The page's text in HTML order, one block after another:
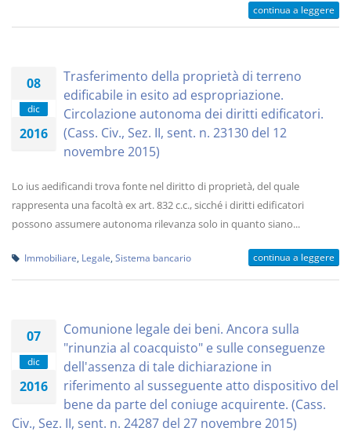
continua a leggere
08
dic
2016
Trasferimento della proprietà di terreno
edificabile in esito ad espropriazione.
Circolazione autonoma dei diritti edificatori.
(Cass. Civ., Sez. II, sent. n. 23130 del 12
novembre 2015)
Lo ius aedificandi trova fonte nel diritto di proprietà, del quale
rappresenta una facoltà ex art. 832 c.c., sicché i diritti edificatori
possono assumere autonoma rilevanza solo in quanto siano...
Immobiliare Legale Sistema bancario continua a leggere
07
dic
2016
Comunione legale dei beni. Ancora sulla
"rinunzia al coacquisto" e sulle conseguenze
dell'assenza di tale dichiarazione in
riferimento al susseguente atto dispositivo del
bene da parte del coniuge acquirente. (Cass.
Civ., Sez. II, sent. n. 24287 del 27 novembre 2015)